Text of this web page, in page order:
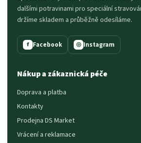
dalšími potravinami pro speciální
držíme skladem a průběžně odesíláme.
f Facebook ◎ Instagram
Nákup a zákaznická péče
Doprava a platba
Kontakty
Prodejna DS Market
Vrácení a reklamace